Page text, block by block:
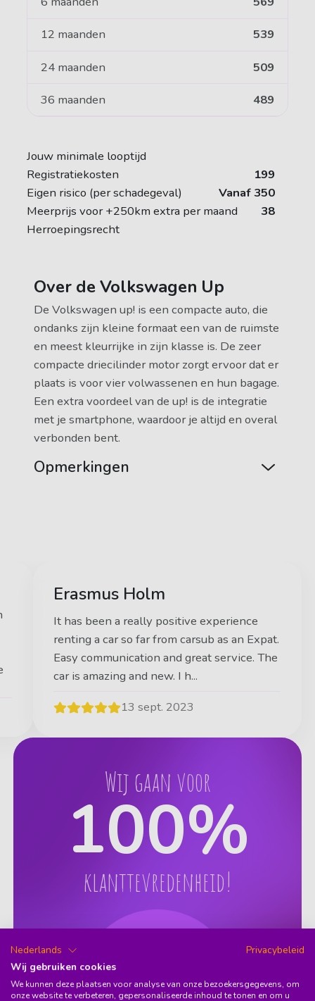
12 maanden 539
24 maanden 509
36 maanden 489
Jouw minimale looptijd
Registratiekosten
199
Eigen risico (per schadegeval)
Vanaf 350
Meerprijs voor +250km extra per maand
38
Herroepingsrecht
Over de Volkswagen Up
De Volkswagen up! is een compacte auto, die
ondanks zijn kleine formaat een van de ruimste
en meest kleurrijke in zijn klasse is. De zeer
compacte driecilinder motor zorgt ervoor dat er
plaats is voor vier volwassenen en hun bagage.
Een extra voordeel van de up! is de integratie
met je smartphone, waardoor je altijd en overal
verbonden bent.
Opmerkingen
Erasmus Holm
It has been a really positive experience
renting a car so far from carsub as an Expat.
Easy communication and great service. The
car is amazing and new. I h...
13 sept. 2023
Wij gaan voor
100%
klanttevredenheid!
Nederlands
Privacybeleid
Wij gebruiken cookies
We kunnen deze plaatsen voor analyse van onze bezoekersgegevens, om
onze website te verbeteren, gepersonaliseerde inhoud te tonen en om u